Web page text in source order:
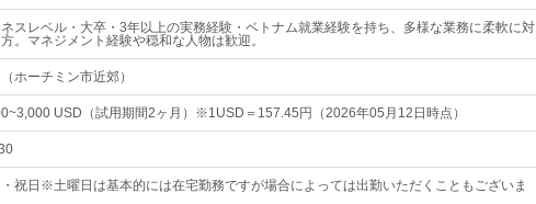
スレベル・大卒・3年以上の実務経験・ベトナム就業経験を持ち、多様な業務に柔軟に対
。マネジメント経験や穏和な人物は歓迎。
ホーチミン市近郊）
USD（試用期間2ヶ月）※1USD＝157.45円（2026年05月12日時点）
・祝日※土曜日は基本的には在宅勤務ですが場合によっては出勤いただくこともございま